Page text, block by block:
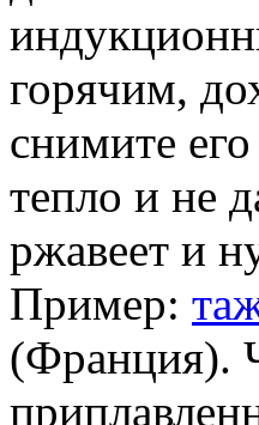
горячим,
снимите
тепло и не
ржавеет и
Пример:
(Франция).